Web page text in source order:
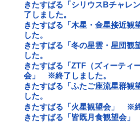
きたすばる「シリウスBチャ
了しました。
きたすばる「木星・金星接近
した。
きたすばる「冬の星雲・星団
した。
きたすばる「ZTF（ズィーティ
会」 ※終了しました。
きたすばる「ふたご座流星群
した。
きたすばる「火星観望会」 ※終
きたすばる「皆既月食観望会